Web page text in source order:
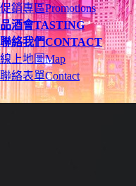
促銷專區Promotions
品酒會TASTING
聯絡我們CONTACT
線上地圖Map
聯絡表單Contact